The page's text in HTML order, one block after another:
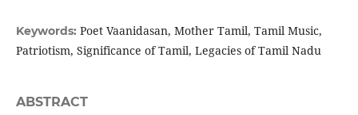
Keywords: Poet Vaanidasan, Mother Tamil, Tamil Music,
Patriotism, Significance of Tamil, Legacies of Tamil Nadu
ABSTRACT